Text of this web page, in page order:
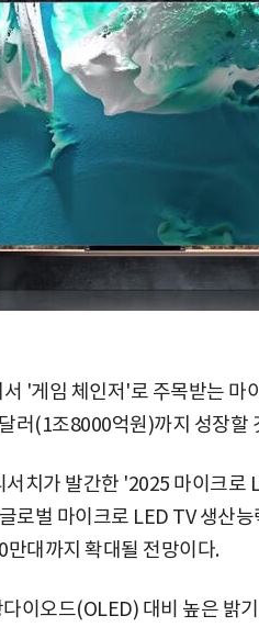
'게임 체인저'로 주목받는 마
러(1조8000억원)까지 성장할
치가 발간한 '2025 마이크로
로벌 마이크로 LED TV 생산
대까지 확대될 전망이다.
이오드(OLED) 대비 높은 밝